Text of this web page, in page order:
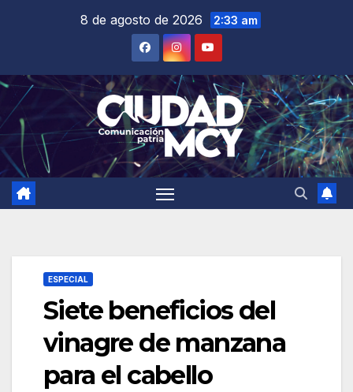
8 de agosto de 2026 2:33 am
ESPECIAL
Siete beneficios del
vinagre de manzana
para el cabello